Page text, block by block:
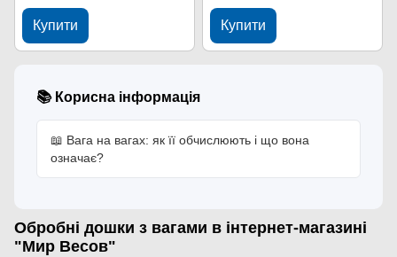
Купити Купити
📚 Корисна інформація
📖 Вага на вагах: як її обчислюють і що вона
означає?
Обробні дошки з вагами в інтернет-магазині
"Мир Весов"